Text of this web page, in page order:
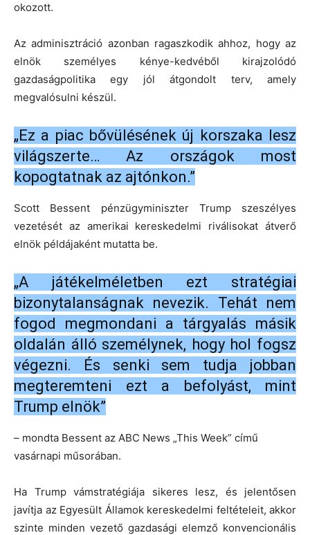
okozott.
Az adminisztráció azonban ragaszkodik ahhoz, hogy az
elnök személyes kénye-kedvéből kirajzolódó
gazdaságpolitika egy jól átgondolt terv, amely
megvalósulni készül.
„Ez a piac bővülésének új korszaka lesz
világszerte… Az országok most
kopogtatnak az ajtónkon.”
Scott Bessent pénzügyminiszter Trump szeszélyes
vezetését az amerikai kereskedelmi riválisokat átverő
elnök példájaként mutatta be.
„A játékelméletben ezt stratégiai
bizonytalanságnak nevezik. Tehát nem
fogod megmondani a tárgyalás másik
oldalán álló személynek, hogy hol fogsz
végezni. És senki sem tudja jobban
megteremteni ezt a befolyást, mint
Trump elnök”
– mondta Bessent az ABC News „This Week” című
vasárnapi műsorában.
Ha Trump vámstratégiája sikeres lesz, és jelentősen
javítja az Egyesült Államok kereskedelmi feltételeit, akkor
szinte minden vezető gazdasági elemző konvencionális